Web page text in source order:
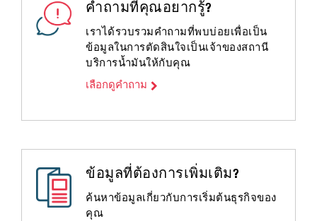
คำถามที่คุณอยากรู้?
เราได้รวบรวมคำถามที่พบบ่อยเพื่อเป็น
ข้อมูลในการตัดสินใจเป็นเจ้าของสถานี
บริการน้ำมันให้กับคุณ
เลือกดูคำถาม
ข้อมูลที่ต้องการเพิ่มเติม?
ค้นหาข้อมูลเกี่ยวกับการเริ่มต้นธุรกิจของ
คุณ